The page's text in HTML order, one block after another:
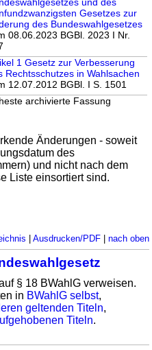
Gesetzes zur
des Bundeswahlgesetzes
08.06.2023 BGBl. 2023 I Nr.
1 Gesetz zur Verbesserung
Rechtsschutzes in Wahlsachen
12.07.2012 BGBl. I S. 1501
archivierte Fassung
Änderungen - soweit
des
und nicht nach dem
Liste einsortiert sind.
Ausdrucken/PDF| nach oben
§ 18 BWahlG verweisen.
in BWahlG selbst,
geltenden Titeln,
Titeln.